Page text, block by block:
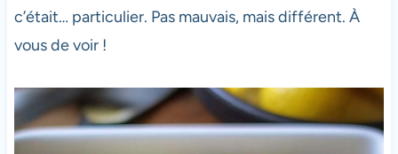
c’était… particulier. Pas mauvais, mais différent. À
vous de voir !